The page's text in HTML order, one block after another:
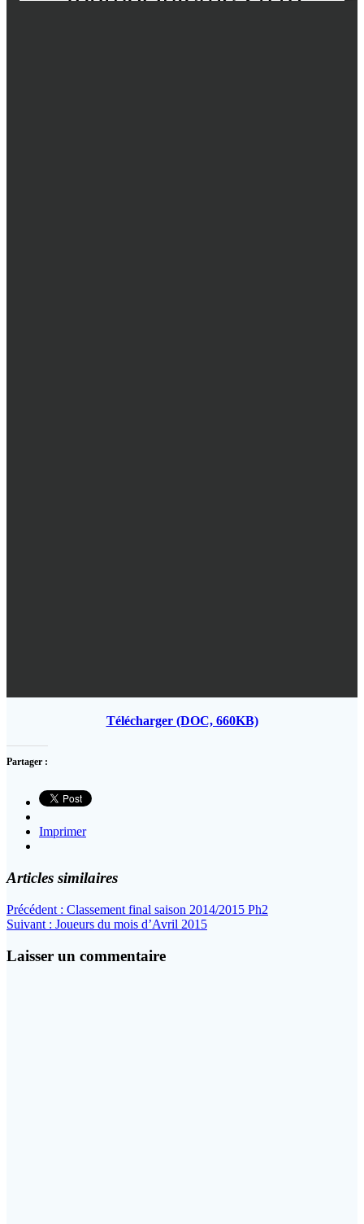
Télécharger (DOC, 660KB)
Partager :
Imprimer
Articles similaires
Navigation
de
l’article
Précédent : Article
précédent
Classement final saison 2014/2015 Ph2
Suivant : Article
Joueurs du mois d’Avril 2015
Laisser un commentaire